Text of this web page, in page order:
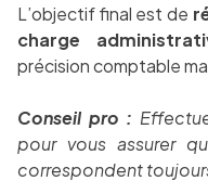
L’objectif final est de
charge
précision comptable
Conseil pro :
pour vous assurer
correspondent